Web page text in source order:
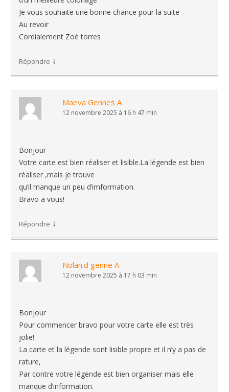
Je vous souhaite une bonne chance pour la suite
Au revoir
Cordialement Zoé torres
Répondre ↓
Maeva Gennes A
12 novembre 2025 à 16 h 47 min
Bonjour
Votre carte est bien réaliser et lisible.La légende est bien
réaliser ,mais je trouve
qu’il manque un peu d’imformation.
Bravo a vous!
Répondre ↓
Nolan.d genne A
12 novembre 2025 à 17 h 03 min
Bonjour
Pour commencer bravo pour votre carte elle est très
jolie!
La carte et la légende sont lisible propre et il n’y a pas de
rature,
Par contre votre légende est bien organiser mais elle
manque d’information.